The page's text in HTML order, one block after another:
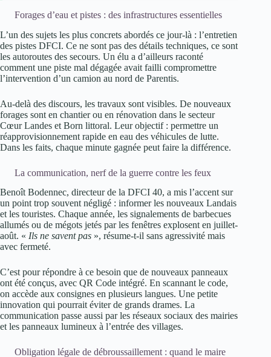
Forages d’eau et pistes : des infrastructures essentielles
L’un des sujets les plus concrets abordés ce jour-là : l’entretien
des pistes DFCI. Ce ne sont pas des détails techniques, ce sont
les autoroutes des secours. Un élu a d’ailleurs raconté
comment une piste mal dégagée avait failli compromettre
l’intervention d’un camion au nord de Parentis.
Au-delà des discours, les travaux sont visibles. De nouveaux
forages sont en chantier ou en rénovation dans le secteur
Cœur Landes et Born littoral. Leur objectif : permettre un
réapprovisionnement rapide en eau des véhicules de lutte.
Dans les faits, chaque minute gagnée peut faire la différence.
La communication, nerf de la guerre contre les feux
Benoît Bodennec, directeur de la DFCI 40, a mis l’accent sur
un point trop souvent négligé : informer les nouveaux Landais
et les touristes. Chaque année, les signalements de barbecues
allumés ou de mégots jetés par les fenêtres explosent en juillet-
août. « Ils ne savent pas », résume-t-il sans agressivité mais
avec fermeté.
C’est pour répondre à ce besoin que de nouveaux panneaux
ont été conçus, avec QR Code intégré. En scannant le code,
on accède aux consignes en plusieurs langues. Une petite
innovation qui pourrait éviter de grands drames. La
communication passe aussi par les réseaux sociaux des mairies
et les panneaux lumineux à l’entrée des villages.
Obligation légale de débroussaillement : quand le maire